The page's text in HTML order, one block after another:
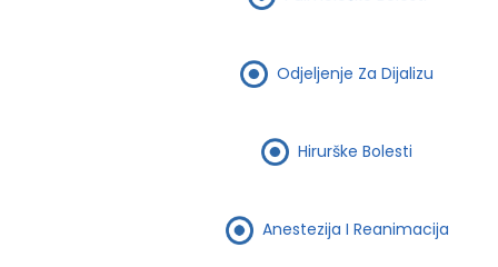
Odjeljenje Za Dijalizu
Hirurške Bolesti
Anestezija I Reanimacija